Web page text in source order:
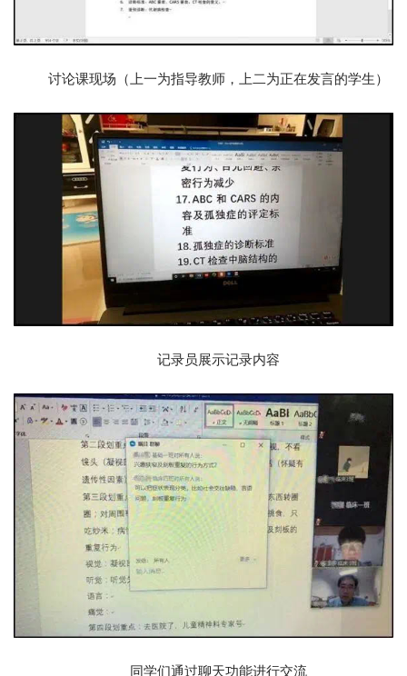
讨论课现场（上一为指导教师，上二为正在发言的学生）
记录员展示记录内容
同学们通过聊天功能进行交流